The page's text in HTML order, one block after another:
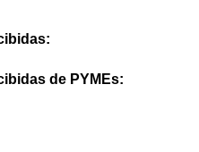
de PYMEs: